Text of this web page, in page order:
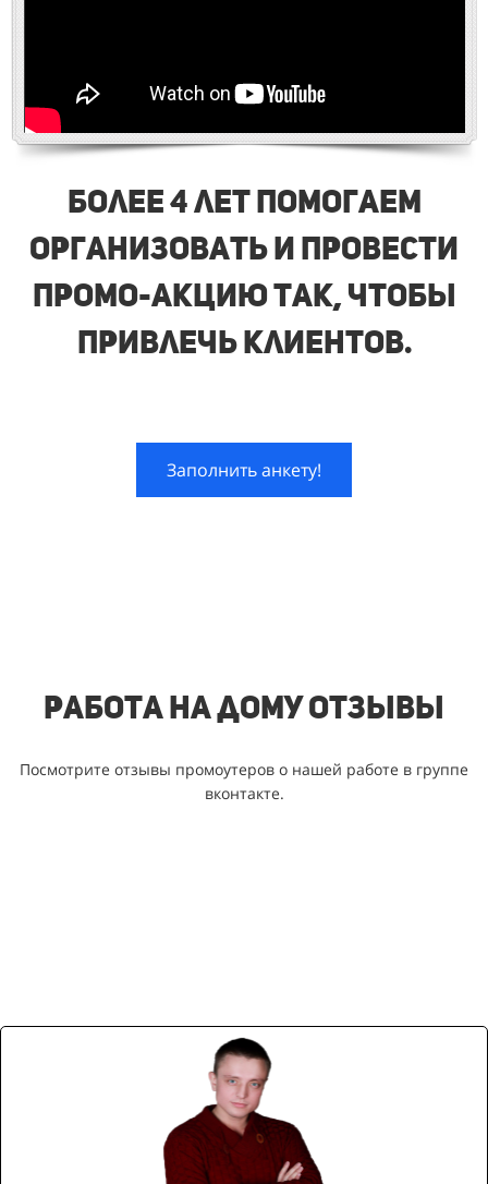
Более 4 лет помогаем
организовать и провести
промо-акцию так, чтобы
привлечь клиентов.
Заполнить анкету!
Работа на дому отзывы
Посмотрите отзывы промоутеров о нашей работе в группе
вконтакте.